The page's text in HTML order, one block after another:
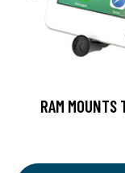
RAM MOUNTS